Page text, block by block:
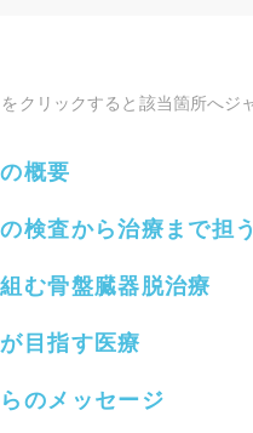
クリックすると該当箇所へジ
概要
検査から治療まで担
む骨盤臓器脱治療
目指す医療
のメッセージ